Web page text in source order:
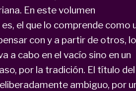
En este volumen
el que lo comprende como
con y a partir de otros, lo
a cabo en el vacío sino en un
por la tradición. El título del
ambiguo, por